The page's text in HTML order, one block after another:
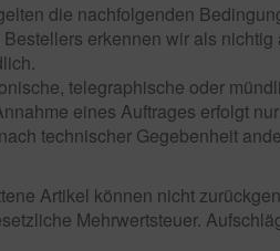
die nachfolgenden
erkennen wir als
telegraphische oder
eines Auftrages erfolgt
technischer Gegebenheit
Artikel können nicht
Mehrwertsteuer.